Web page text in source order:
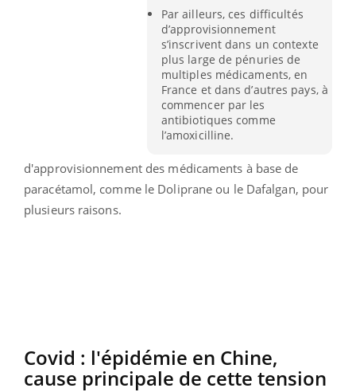
Par ailleurs, ces difficultés
d’approvisionnement
s’inscrivent dans un contexte
plus large de pénuries de
multiples médicaments, en
France et dans d’autres pays, à
commencer par les
antibiotiques comme
l’amoxicilline.
d'approvisionnement des médicaments à base de
paracétamol, comme le Doliprane ou le Dafalgan, pour
plusieurs raisons.
Covid : l'épidémie en Chine,
cause principale de cette tension